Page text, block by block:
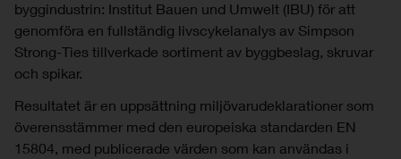
byggindustrin: Institut Bauen und Umwelt (IBU) för att
genomföra en fullständig livscykelanalys av Simpson
Strong-Ties tillverkade sortiment av byggbeslag, skruvar
och spikar.
Resultatet är en uppsättning miljövarudeklarationer som
överensstämmer med den europeiska standarden EN
15804, med publicerade värden som kan användas i